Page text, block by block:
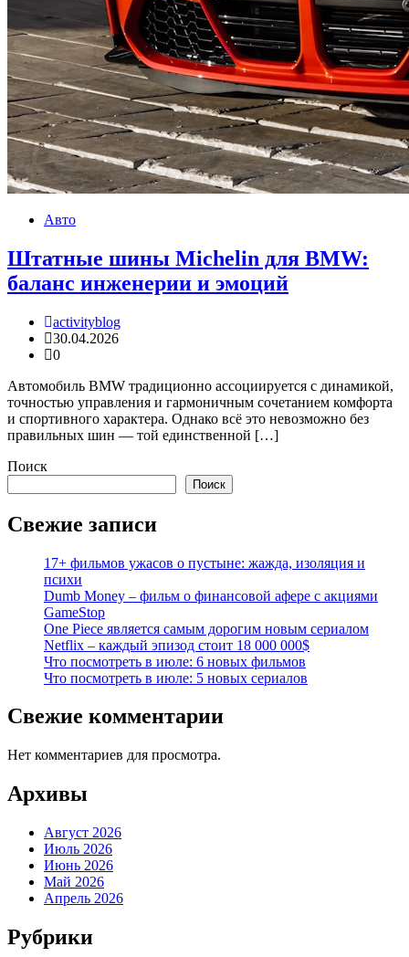
Авто
Штатные шины Michelin для BMW:
баланс инженерии и эмоций
activityblog
30.04.2026
0
Автомобиль BMW традиционно ассоциируется с динамикой,
точностью управления и гармоничным сочетанием комфорта
и спортивного характера. Однако всё это невозможно без
правильных шин — той единственной […]
Поиск
Поиск
Свежие записи
17+ фильмов ужасов о пустыне: жажда, изоляция и
психи
Dumb Money – фильм о финансовой афере с акциями
GameStop
One Piece является самым дорогим новым сериалом
Netflix – каждый эпизод стоит 18 000 000$
Что посмотреть в июле: 6 новых фильмов
Что посмотреть в июле: 5 новых сериалов
Свежие комментарии
Нет комментариев для просмотра.
Архивы
Август 2026
Июль 2026
Июнь 2026
Май 2026
Апрель 2026
Рубрики